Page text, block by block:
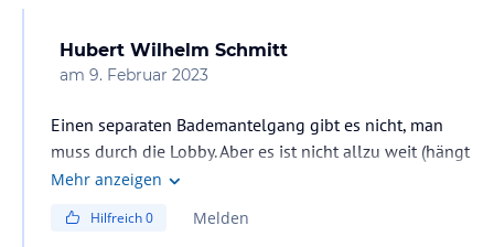
Hubert Wilhelm Schmitt
am 9. Februar 2023
Einen separaten Bademantelgang gibt es nicht, man
muss durch die Lobby. Aber es ist nicht allzu weit (hängt
vom gebuchten Zimmer ab)
Mehr anzeigen
Hilfreich0 Melden